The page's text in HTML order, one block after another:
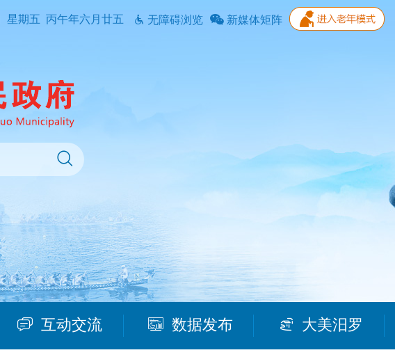
星期五 丙午年六月廿五 无障碍浏览 新媒体矩阵
互动交流 数据发布 大美汨罗